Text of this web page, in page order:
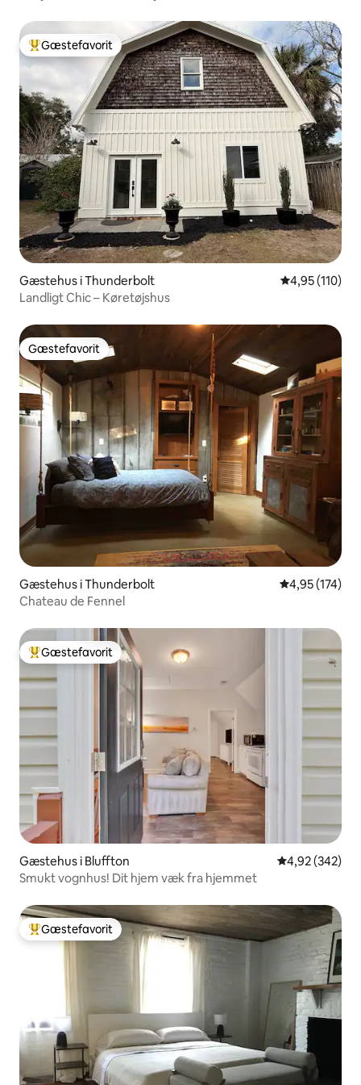
Bedste gæstefavorit
Gæstefavorit
Gæstehus i Thunderbolt 4,95 ud af 5 i
4,95 (110)
Landligt Chic – Køretøjshus
Gæstefavorit
Gæstefavorit
Gæstehus i Thunderbolt 4,95 ud af 5 i
4,95 (174)
Chateau de Fennel
Bedste gæstefavorit
Gæstefavorit
Gæstehus i Bluffton 4,92 ud af 5 i
4,92 (342)
Smukt vognhus! Dit hjem væk fra hjemmet
Bedste gæstefavorit
Gæstefavorit